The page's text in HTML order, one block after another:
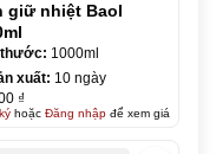
giữ nhiệt Baol
thước: 1000ml
xuất: 10 ngày
₫
hoặc Đăng nhậpđể xem giá